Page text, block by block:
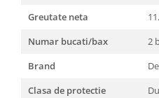
Greutate neta
Numar bucati/bax
2
Brand
Clasa de protectie